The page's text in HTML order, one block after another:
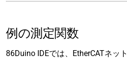
例の測定関数
86Duino IDEでは、EtherCATネッ